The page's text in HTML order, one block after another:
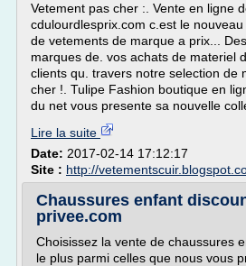
Vetement pas cher :. Vente en ligne
cdulourdlesprix.com c.est le
de vetements de marque a prix...
marques de. vos achats de materiel
clients qu. travers notre selection de
cher !. Tulipe Fashion boutique en
du net vous presente sa nouvelle
Lire la suite
Date: 2017-02-14 17:12:17
Site : http://
Chaussures enfant
privee.com
Choisissez la vente de chaussures
le plus parmi celles que nous vous